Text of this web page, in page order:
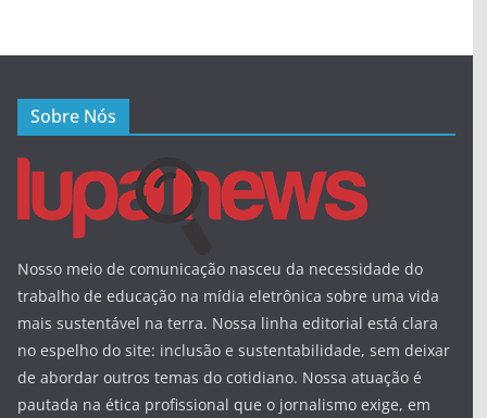
Sobre Nós
Nosso meio de comunicação nasceu da necessidade do
trabalho de educação na mídia eletrônica sobre uma vida
mais sustentável na terra. Nossa linha editorial está clara
no espelho do site: inclusão e sustentabilidade, sem deixar
de abordar outros temas do cotidiano. Nossa atuação é
pautada na ética profissional que o jornalismo exige, em